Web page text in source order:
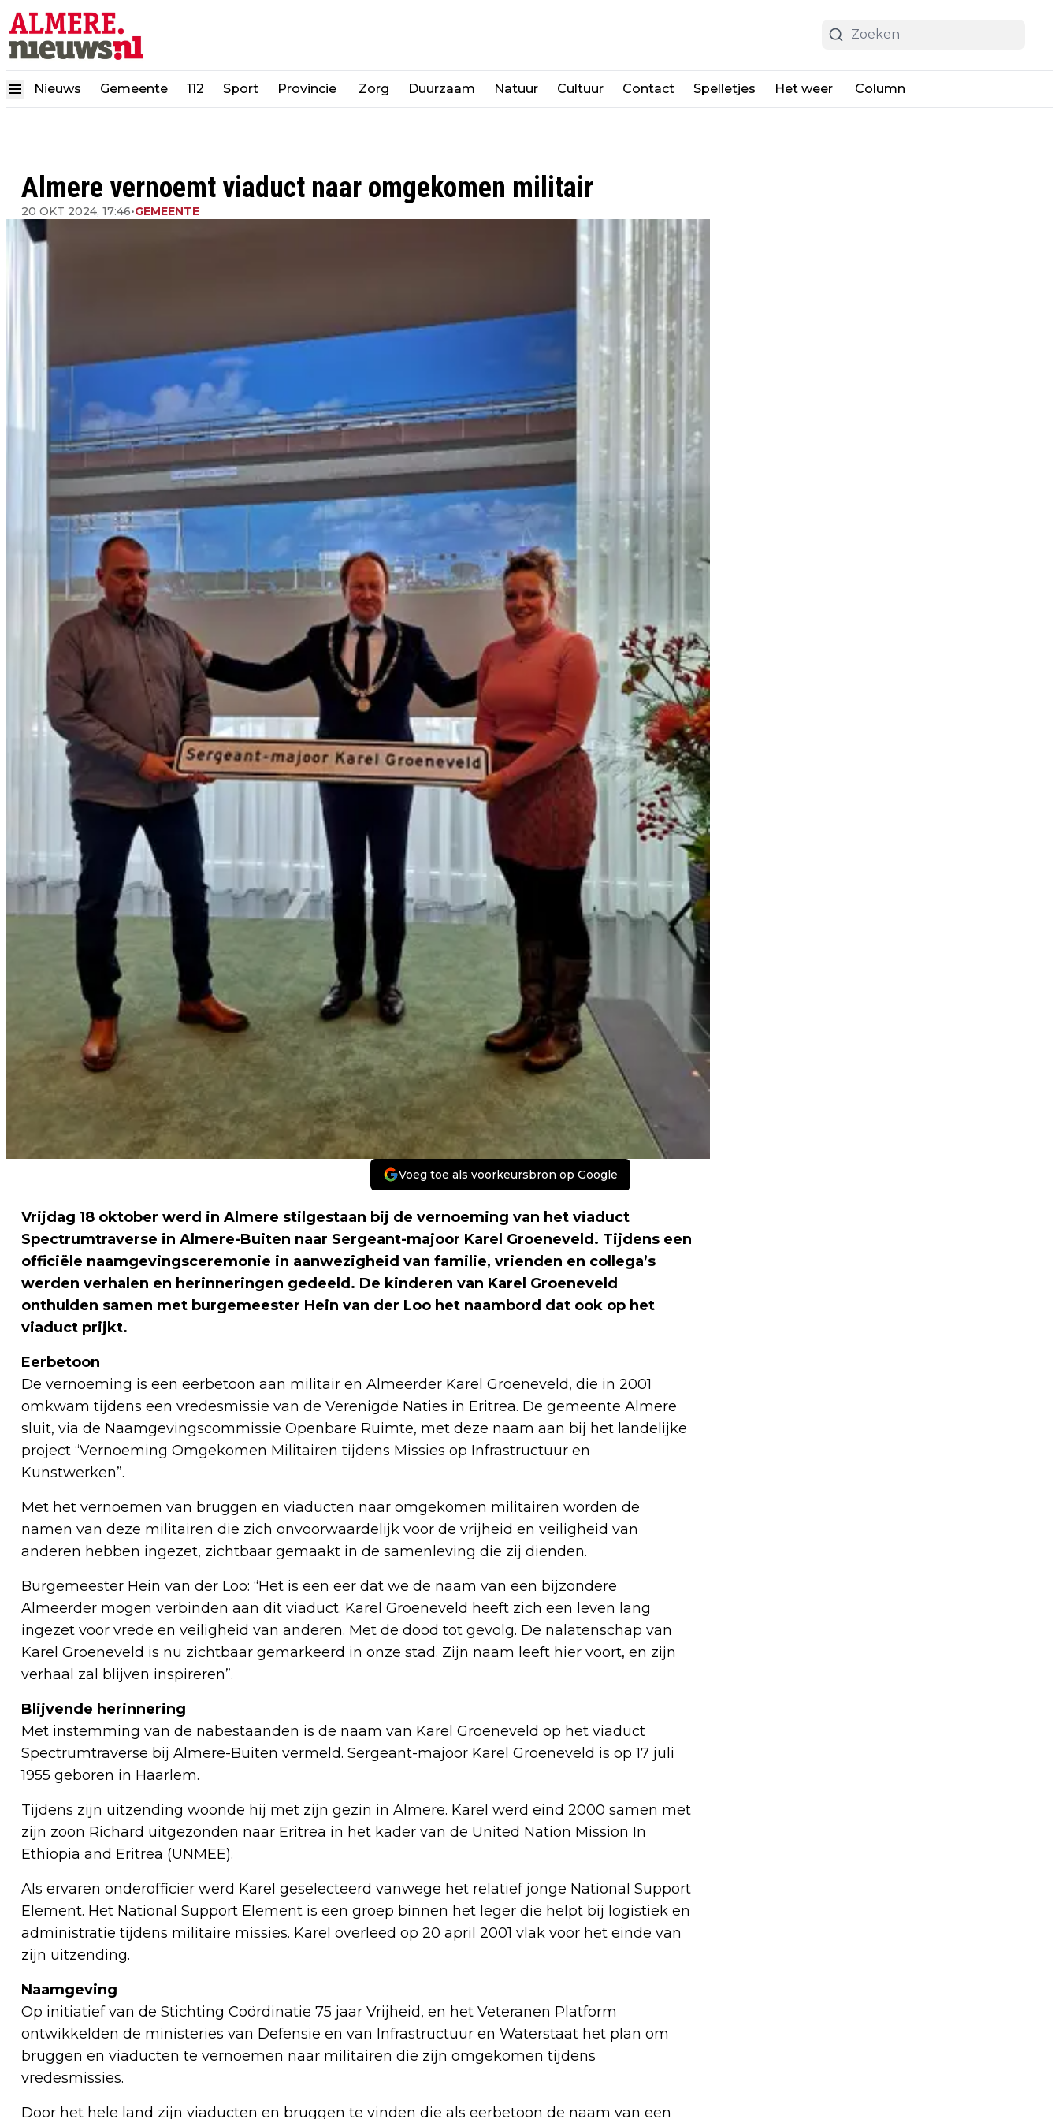
Nieuws Gemeente 112 Sport Provincie Zorg Duurzaam Natuur Cultuur Contact Spelletjes Het weer Column
Almere vernoemt viaduct naar omgekomen militair
20 OKT 2024, 17:46•GEMEENTE
Voeg toe als voorkeursbron op Google
Vrijdag 18 oktober werd in Almere stilgestaan bij de vernoeming van het viaduct
Spectrumtraverse in Almere-Buiten naar Sergeant-majoor Karel Groeneveld. Tijdens een
officiële naamgevingsceremonie in aanwezigheid van familie, vrienden en collega’s
werden verhalen en herinneringen gedeeld. De kinderen van Karel Groeneveld
onthulden samen met burgemeester Hein van der Loo het naambord dat ook op het
viaduct prijkt.
Eerbetoon
De vernoeming is een eerbetoon aan militair en Almeerder Karel Groeneveld, die in 2001
omkwam tijdens een vredesmissie van de Verenigde Naties in Eritrea. De gemeente Almere
sluit, via de Naamgevingscommissie Openbare Ruimte, met deze naam aan bij het landelijke
project “Vernoeming Omgekomen Militairen tijdens Missies op Infrastructuur en
Kunstwerken”.
Met het vernoemen van bruggen en viaducten naar omgekomen militairen worden de
namen van deze militairen die zich onvoorwaardelijk voor de vrijheid en veiligheid van
anderen hebben ingezet, zichtbaar gemaakt in de samenleving die zij dienden.
Burgemeester Hein van der Loo: “Het is een eer dat we de naam van een bijzondere
Almeerder mogen verbinden aan dit viaduct. Karel Groeneveld heeft zich een leven lang
ingezet voor vrede en veiligheid van anderen. Met de dood tot gevolg. De nalatenschap van
Karel Groeneveld is nu zichtbaar gemarkeerd in onze stad. Zijn naam leeft hier voort, en zijn
verhaal zal blijven inspireren”.
Blijvende herinnering
Met instemming van de nabestaanden is de naam van Karel Groeneveld op het viaduct
Spectrumtraverse bij Almere-Buiten vermeld. Sergeant-majoor Karel Groeneveld is op 17 juli
1955 geboren in Haarlem.
Tijdens zijn uitzending woonde hij met zijn gezin in Almere. Karel werd eind 2000 samen met
zijn zoon Richard uitgezonden naar Eritrea in het kader van de United Nation Mission In
Ethiopia and Eritrea (UNMEE).
Als ervaren onderofficier werd Karel geselecteerd vanwege het relatief jonge National Support
Element. Het National Support Element is een groep binnen het leger die helpt bij logistiek en
administratie tijdens militaire missies. Karel overleed op 20 april 2001 vlak voor het einde van
zijn uitzending.
Naamgeving
Op initiatief van de Stichting Coördinatie 75 jaar Vrijheid, en het Veteranen Platform
ontwikkelden de ministeries van Defensie en van Infrastructuur en Waterstaat het plan om
bruggen en viaducten te vernoemen naar militairen die zijn omgekomen tijdens
vredesmissies.
Door het hele land zijn viaducten en bruggen te vinden die als eerbetoon de naam van een